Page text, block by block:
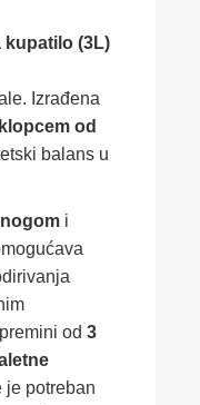
kupatilo (3L)
Izrađena
od
balans u
i
od 3
je potreban